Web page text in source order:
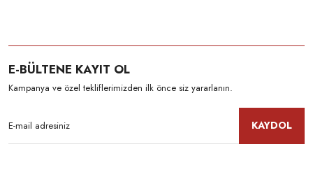
E-BÜLTENE KAYIT OL
Kampanya ve özel tekliflerimizden ilk önce siz yararlanın.
KAYDOL